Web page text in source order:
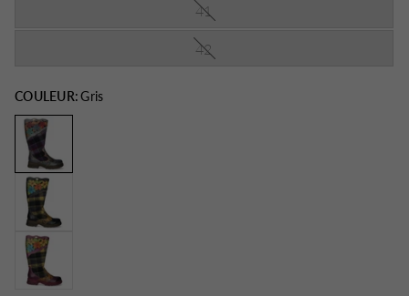
41
42
COULEUR:Gris